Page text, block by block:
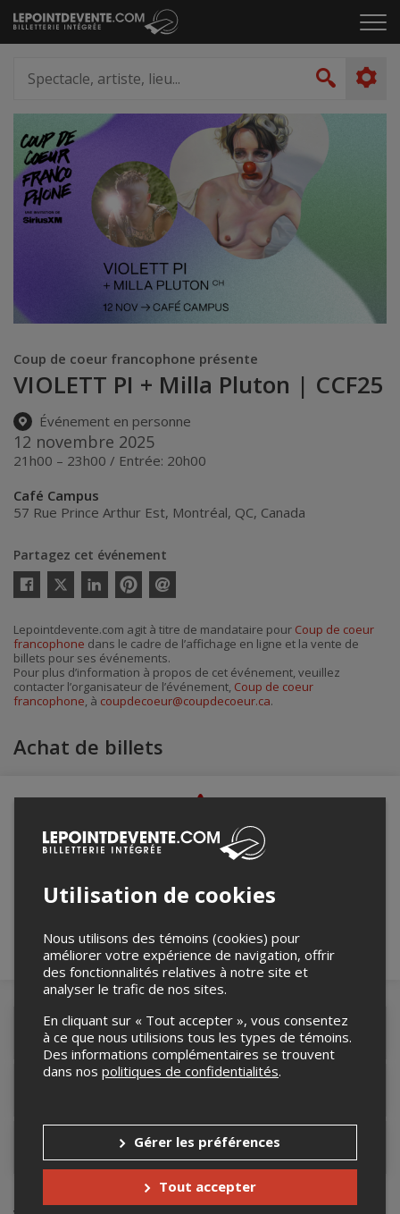
Passer
au
le
artiste,
lieu...
Coup de coeur francophone présente
VIOLETT PI + Milla Pluton | CCF25
Événement en personne
12 novembre 2025
21h00 – 23h00 / Entrée: 20h00
Café Campus
57 Rue Prince Arthur Est, Montréal, QC, Canada
Partagez cet événement
Twitter
courriel
Lepointdevente.com agit à titre de mandataire pour Coup de coeur
francophone dans le cadre de l’affichage en ligne et la vente de
billets pour ses événements.
Pour plus d’information à propos de cet événement, veuillez
contacter l’organisateur de l’événement, Coup de coeur
francophone, à coupdecoeur@coupdecoeur.ca.
Achat de billets
Merci de confirmer que vous n'êtes pas un
robot ci-bas.
Détails de l'événement
Contacter l'organisateur
Utilisation de cookies
Nous utilisons des témoins (cookies) pour
améliorer votre expérience de navigation, offrir
des fonctionnalités relatives à notre site et
analyser le trafic de nos sites.
En cliquant sur « Tout accepter », vous consentez
à ce que nous utilisions tous les types de témoins.
Des informations complémentaires se trouvent
dans nos politiques de confidentialités.
Gérer les préférences
Tout accepter